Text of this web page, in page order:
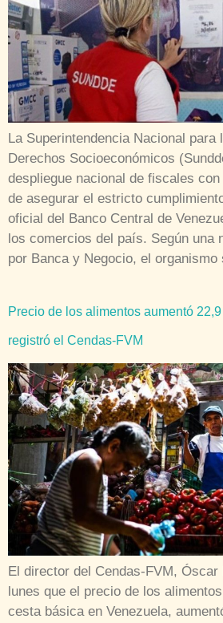
La Superintendencia Nacional para
Derechos Socioeconómicos
despliegue nacional de fiscales
de asegurar el estricto
oficial del Banco Central de
los comercios del país. Según una
por Banca y Negocio, el
Precio de los alimentos aumentó
registró el Cendas-FVM
El director del Cendas-FVM,
lunes que el precio de los
cesta básica en Venezuela,